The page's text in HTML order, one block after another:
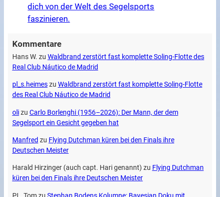
dich von der Welt des Segelsports
faszinieren.
Kommentare
Hans W. zu Waldbrand zerstört fast komplette Soling-Flotte des
Real Club Náutico de Madrid
pl_s.heimeszu Waldbrand zerstört fast komplette Soling-Flotte
des Real Club Náutico de Madrid
olizu Carlo Borlenghi (1956–2026): Der Mann, der dem
Segelsport ein Gesicht gegeben hat
Manfred zu Flying Dutchman küren bei den Finals ihre
Deutschen Meister
Harald Hirzinger (auch capt. Hari genannt) zu Flying Dutchman
küren bei den Finals ihre Deutschen Meister